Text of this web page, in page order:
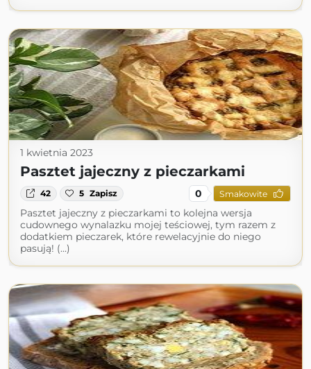
1 kwietnia 2023
Pasztet jajeczny z pieczarkami
42 5 Zapisz 0 Smakowite
Pasztet jajeczny z pieczarkami to kolejna wersja
cudownego wynalazku mojej teściowej, tym razem z
dodatkiem pieczarek, które rewelacyjnie do niego
pasują! (...)